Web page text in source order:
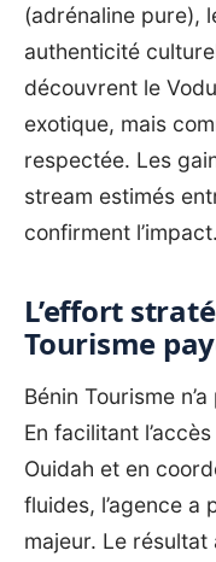
(adrénaline pure),
authenticité
découvrent le
exotique, mais
respectée. Les
stream estimés
confirment l’impact.
L’effort
Tourisme
Bénin Tourisme
En facilitant
Ouidah et en
fluides, l’agence a
majeur. Le